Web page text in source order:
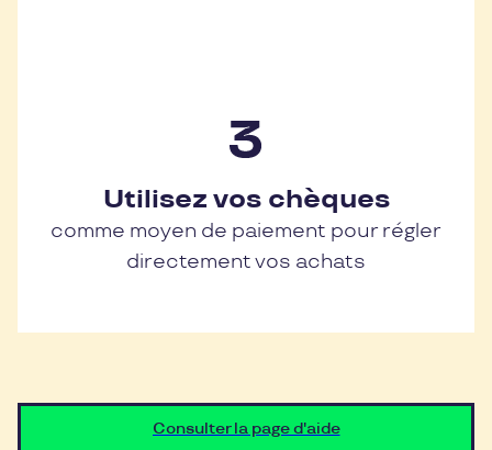
Utilisez vos chèques
comme moyen de paiement pour régler
directement vos achats
Consulter la page d'aide